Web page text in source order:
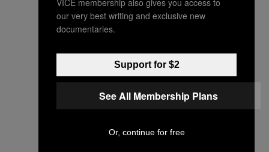
our very best writing and exclusive new
documentaries.
Support for $2
See All Membership Plans
Or, continue for free